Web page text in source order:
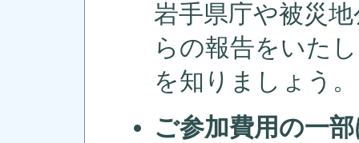
岩手県庁や被災
らの報告をいた
を知りましょう。
ご参加費用の一